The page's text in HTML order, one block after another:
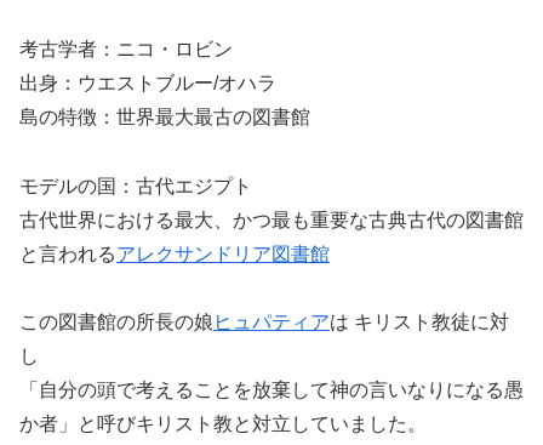
考古学者：ニコ・ロビン
出身：ウエストブルー/オハラ
島の特徴：世界最大最古の図書館
モデルの国：古代エジプト
古代世界における最大、かつ最も重要な古典古代の図書館
と言われるアレクサンドリア図書館
この図書館の所長の娘 ヒュパティアは キリスト教徒に対
し
「自分の頭で考えることを放棄して神の言いなりになる愚
か者」と呼びキリスト教と対立していました。